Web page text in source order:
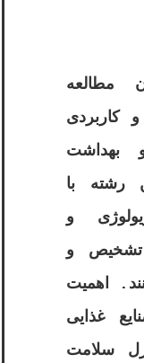
مطالعه
کاربردی
بهداشت
رشته با
و
تشخیص و
اهمیت
غذایی
سلامت